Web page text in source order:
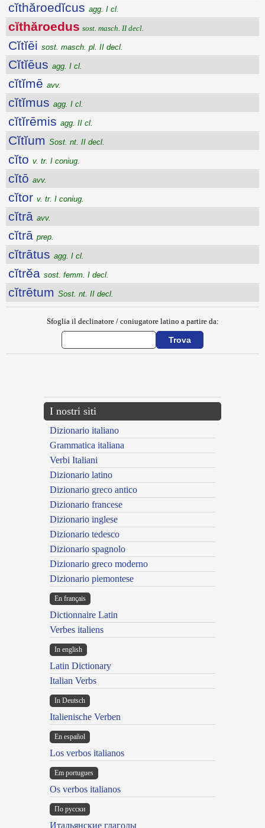
cĭthăroedĭcus agg. I cl.
cĭthăroedus sost. masch. II decl.
Cĭtĭēi sost. masch. pl. II decl.
Cĭtĭēus agg. I cl.
cĭtĭmē avv.
cĭtĭmus agg. I cl.
cĭtĭrēmis agg. II cl.
Cĭtĭum Sost. nt. II decl.
cĭto v. tr. I coniug.
cĭtō avv.
cĭtor v. tr. I coniug.
cĭtrā avv.
cĭtrā prep.
cĭtrātus agg. I cl.
cĭtrĕa sost. femm. I decl.
cĭtrētum Sost. nt. II decl.
Sfoglia il declinatore / coniugatore latino a partire da:
I nostri siti
Dizionario italiano
Grammatica italiana
Verbi Italiani
Dizionario latino
Dizionario greco antico
Dizionario francese
Dizionario inglese
Dizionario tedesco
Dizionario spagnolo
Dizionario greco moderno
Dizionario piemontese
En français
Dictionnaire Latin
Verbes italiens
In english
Latin Dictionary
Italian Verbs
In Deutsch
Italienische Verben
En español
Los verbos italianos
Em portugues
Os verbos italianos
По русски
Итальянские глаголы